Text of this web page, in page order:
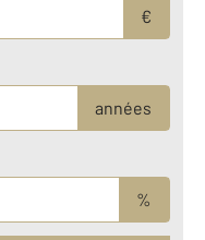
€
années
%